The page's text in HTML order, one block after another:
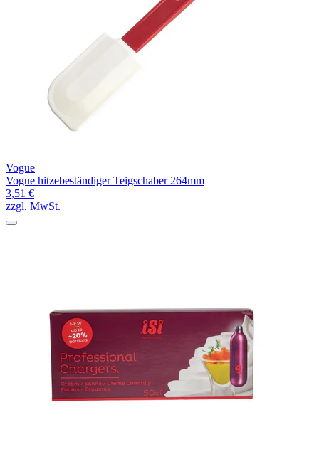
Vogue
Vogue hitzebeständiger Teigschaber 264mm
3,51 €
zzgl. MwSt.